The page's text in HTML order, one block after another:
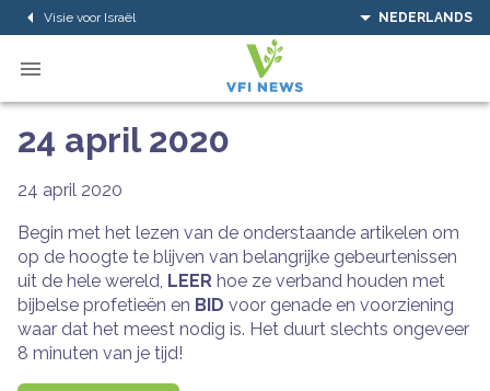
Visie voor Israël NEDERLANDS
24 april 2020
24 april 2020
Begin met het lezen van de onderstaande artikelen om
op de hoogte te blijven van belangrijke gebeurtenissen
uit de hele wereld, LEER hoe ze verband houden met
bijbelse profetieën en BID voor genade en voorziening
waar dat het meest nodig is. Het duurt slechts ongeveer
8 minuten van je tijd!